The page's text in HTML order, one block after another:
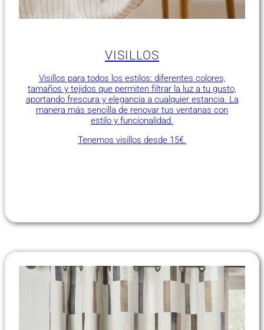
VISILLOS
Visillos para todos los estilos: diferentes colores,
tamaños y tejidos que permiten filtrar la luz a tu gusto,
aportando frescura y elegancia a cualquier estancia. La
manera más sencilla de renovar tus ventanas con
estilo y funcionalidad.
Tenemos visillos desde 15€.